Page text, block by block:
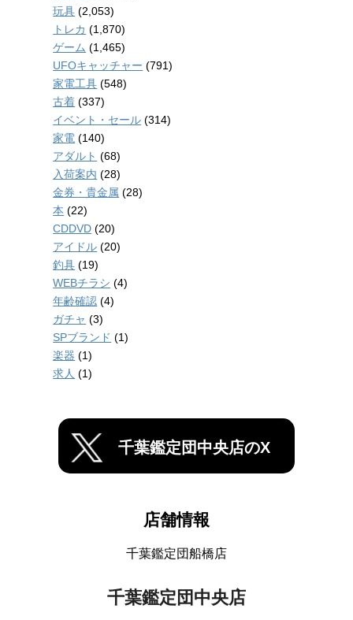
玩具 (2,053)
トレカ (1,870)
ゲーム (1,465)
UFOキャッチャー (791)
家電工具 (548)
古着 (337)
イベント・セール (314)
家電 (140)
アダルト (68)
入荷案内 (28)
金券・貴金属 (28)
本 (22)
CDDVD (20)
アイドル (20)
釣具 (19)
WEBチラシ (4)
年齢確認 (4)
ガチャ (3)
SPブランド (1)
楽器 (1)
求人 (1)
千葉鑑定団中央店のX
店舗情報
千葉鑑定団船橋店
千葉鑑定団中央店